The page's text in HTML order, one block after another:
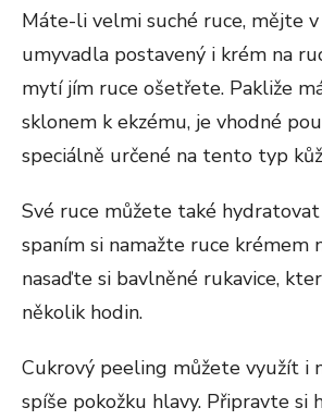
Máte-li velmi suché ruce, mějte
umyvadla postavený i krém na
mytí jím ruce ošetřete. Pakliže
sklonem k ekzému, je vhodné
speciálně určené na tento typ
Své ruce můžete také hydratovat
spaním si namažte ruce krémem
nasaďte si bavlněné rukavice,
několik hodin.
Cukrový peeling můžete využít i
spíše pokožku hlavy. Připravte si